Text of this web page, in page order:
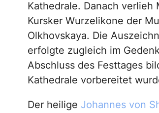
Kathedrale. Danach
Kursker Wurzelikone der
Olkhovskaya. Die
erfolgte zugleich im
Abschluss des Festtages
Kathedrale vorbereitet
Der heilige Johannes von